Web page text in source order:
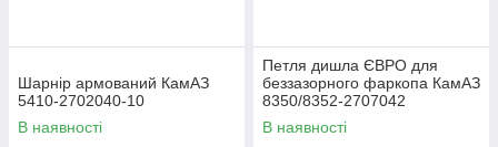
Шарнір армований КамАЗ
5410-2702040-10
В наявності
Петля дишла ЄВРО для
беззазорного фаркопа КамАЗ
8350/8352-2707042
В наявності